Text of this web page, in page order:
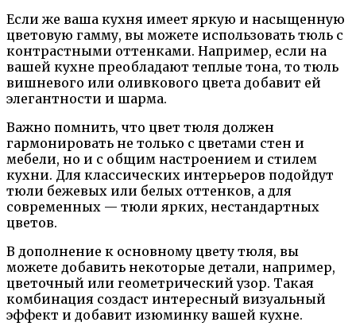
Если же ваша кухня имеет яркую и насыщенную
цветовую гамму, вы можете использовать тюль с
контрастными оттенками. Например, если на
вашей кухне преобладают теплые тона, то тюль
вишневого или оливкового цвета добавит ей
элегантности и шарма.
Важно помнить, что цвет тюля должен
гармонировать не только с цветами стен и
мебели, но и с общим настроением и стилем
кухни. Для классических интерьеров подойдут
тюли бежевых или белых оттенков, а для
современных — тюли ярких, нестандартных
цветов.
В дополнение к основному цвету тюля, вы
можете добавить некоторые детали, например,
цветочный или геометрический узор. Такая
комбинация создаст интересный визуальный
эффект и добавит изюминку вашей кухне.